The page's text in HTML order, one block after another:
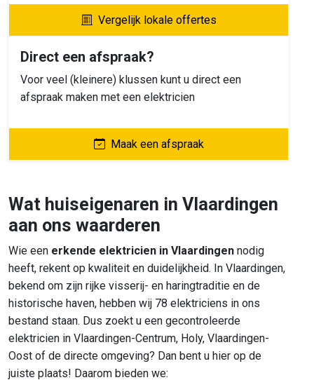
Vergelijk lokale offertes
Direct een afspraak?
Voor veel (kleinere) klussen kunt u direct een
afspraak maken met een elektricien
Maak een afspraak
Wat huiseigenaren in Vlaardingen
aan ons waarderen
Wie een erkende elektricien in Vlaardingen nodig
heeft, rekent op kwaliteit en duidelijkheid. In Vlaardingen,
bekend om zijn rijke visserij- en haringtraditie en de
historische haven, hebben wij 78 elektriciens in ons
bestand staan. Dus zoekt u een gecontroleerde
elektricien in Vlaardingen-Centrum, Holy, Vlaardingen-
Oost of de directe omgeving? Dan bent u hier op de
juiste plaats! Daarom bieden we: